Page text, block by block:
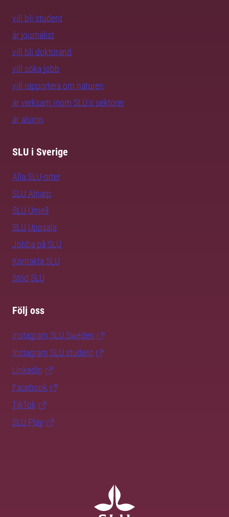
vill bli student
är journalist
vill bli doktorand
vill söka jobb
vill rapportera om naturen
är verksam inom SLU:s sektorer
är alumn
SLU i Sverige
Alla SLU-orter
SLU Alnarp
SLU Umeå
SLU Uppsala
Jobba på SLU
Kontakta SLU
Stöd SLU
Följ oss
Instagram SLU.Sweden
Instagram SLU.student
LinkedIn
Facebook
TikTok
SLU Play